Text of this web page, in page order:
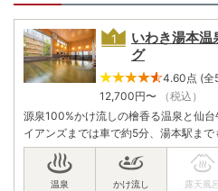
いわき湯本
グ
4.60点 (全
12,700円〜
（税込）
源泉100%かけ流しの檜香る温泉と仙
イアンズまでは車で約5分、湯本駅ま